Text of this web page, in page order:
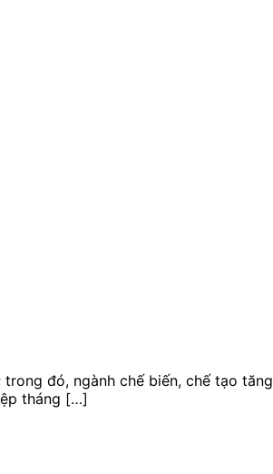
đó, ngành chế biến, chế tạo tăng
tháng […]